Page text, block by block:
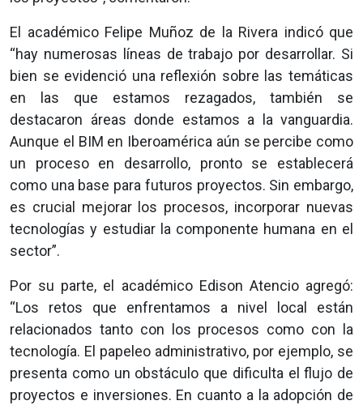
El académico Felipe Muñoz de la Rivera indicó que
“hay numerosas líneas de trabajo por desarrollar. Si
bien se evidenció una reflexión sobre las temáticas
en las que estamos rezagados, también se
destacaron áreas donde estamos a la vanguardia.
Aunque el BIM en Iberoamérica aún se percibe como
un proceso en desarrollo, pronto se establecerá
como una base para futuros proyectos. Sin embargo,
es crucial mejorar los procesos, incorporar nuevas
tecnologías y estudiar la componente humana en el
sector”.
Por su parte, el académico Edison Atencio agregó:
“Los retos que enfrentamos a nivel local están
relacionados tanto con los procesos como con la
tecnología. El papeleo administrativo, por ejemplo, se
presenta como un obstáculo que dificulta el flujo de
proyectos e inversiones. En cuanto a la adopción de